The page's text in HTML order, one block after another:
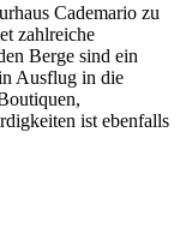
Cademario zu
zahlreiche
Berge sind ein
Ausflug in die
ist ebenfalls